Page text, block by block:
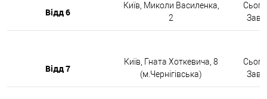
Відд 6
Київ, Миколи Василенка,
2
Відд 7
Київ, Гната Хоткевича, 8
(м.Чернігівська)